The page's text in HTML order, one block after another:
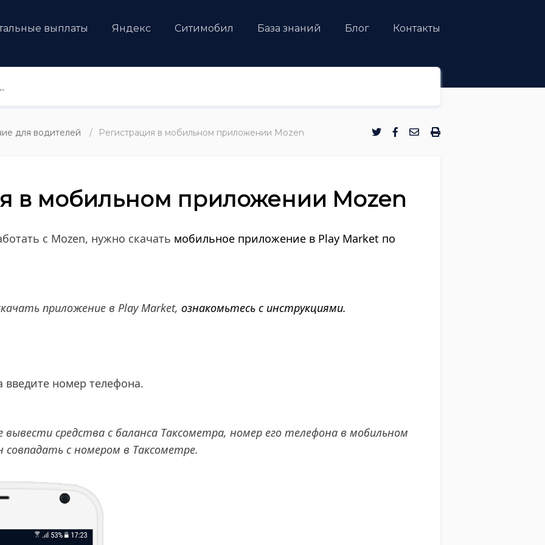
выплаты Яндекс Ситимобил База знаний Блог Контакты
для водителей Регистрация в мобильном приложении Mozen
в мобильном приложении Mozen
с Mozen, нужно скачать мобильное приложение в Play Market по
приложение в Play Market, ознакомьтесь с инструкциями.
введите номер телефона.
средства c баланса Таксометра, номер его телефона в мобильном
совпадать с номером в Таксометре.